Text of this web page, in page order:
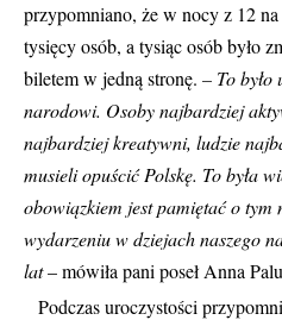
przypomniano, że w nocy z 12
tysięcy osób, a tysiąc osób było
biletem w jedną stronę. – To było
narodowi. Osoby najbardziej
najbardziej kreatywni, ludzie
musieli opuścić Polskę. To była
obowiązkiem jest pamiętać o
wydarzeniu w dziejach naszego
lat– mówiła pani poseł Anna
Podczas uroczystości